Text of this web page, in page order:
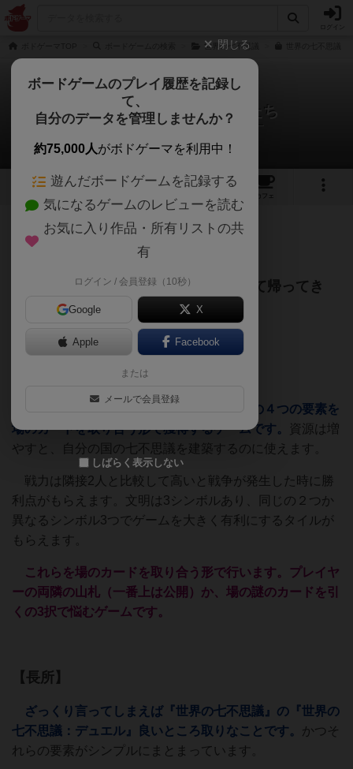
世界の七不思議
世界の七不思議：建築家たち
マクベス大佐＠Digブログさんのレビュー
8 10
カフェ
467名 8名 0 4年以上前
『世界の七不思議』がシンプルになって帰ってき
た！建てろそして殴れ！
【ざっくり解説】
このゲームは資源、戦力、文明、勝利点の４つの要素を
場のカードを取り合う形で獲得するゲームです。
資源は増
やすと、自分の国の七不思議を建築するのに使えます。
戦力は隣接2人と比較して高いと戦争が発生した時に勝
利点がもらえます。文明は3シンボルあり、同じの２つか
異なるシンボル3つでゲームを大きく有利にするタイルが
もらえます。
これらを場のカードを取り合う形で行います。プレイヤ
ーの両隣の山札（一番上は公開）か、場の謎のカードを引
くの3択で悩むゲームです。
【長所】
ざっくり言ってしまえば『世界の七不思議』の『世界の
七不思議：デュエル』良いところ取りなことです。 かつそ
れらの要素がシンプルにまとまっています。
閉じる
ボードゲームのプレイ履歴を記録し
て、
自分のデータを管理しませんか？
約75,000人がボドゲーマを利用中！
遊んだボードゲームを記録する
気になるゲームのレビューを読む
お気に入り作品・所有リストの共
有
ログイン / 会員登録（10秒）
Google X
Apple Facebook
または
メールで会員登録
しばらく表示しない